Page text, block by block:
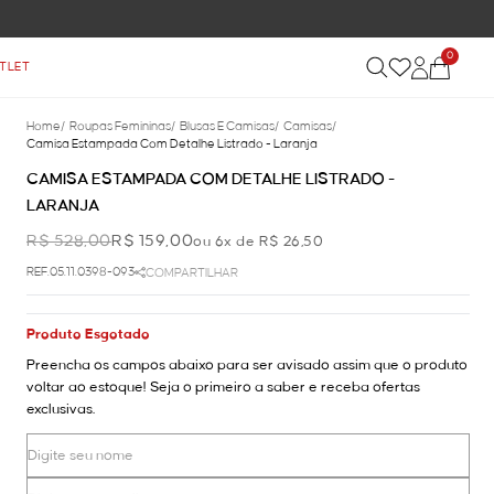
0
Home/ Roupas Femininas/ Blusas E Camisas/ Camisas/
Camisa Estampada Com Detalhe Listrado - Laranja
CAMISA ESTAMPADA COM DETALHE LISTRADO -
LARANJA
R$ 528,00R$ 159,00ou 6x de R$ 26,50
REF.05.11.0398-093 COMPARTILHAR
Produto Esgotado
Preencha os campos abaixo para ser avisado assim que o produto
voltar ao estoque! Seja o primeiro a saber e receba ofertas
exclusivas.